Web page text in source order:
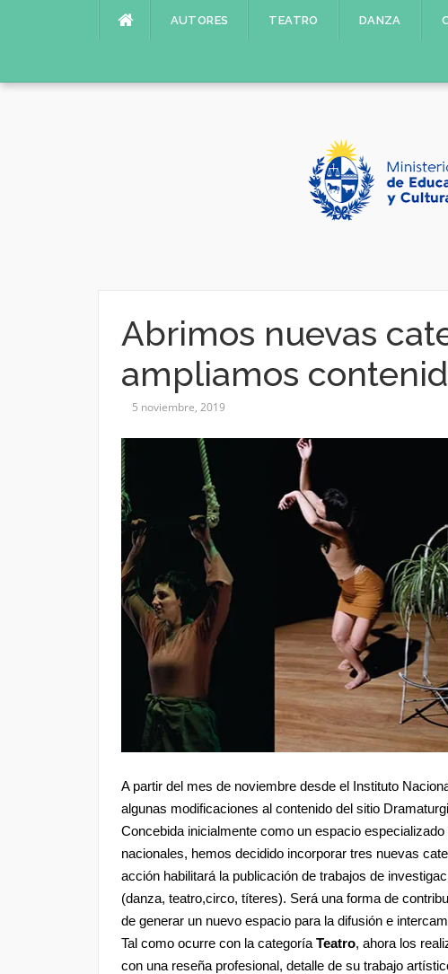
AUTORES TEATRO DANZA
Abrimos nuevas
ampliamos
5 noviembre, 2019
A partir del mes de noviembre desde el Instituto
algunas modificaciones al contenido del sitio
Concebida inicialmente como un espacio
nacionales, hemos decidido incorporar tres nuevas
acción habilitará la publicación de trabajos de
(danza, teatro,circo, títeres). Será una forma de
de generar un nuevo espacio para la difusión e
Tal como ocurre con la categoría Teatro, ahora los
con una reseña profesional, detalle de su trabajo